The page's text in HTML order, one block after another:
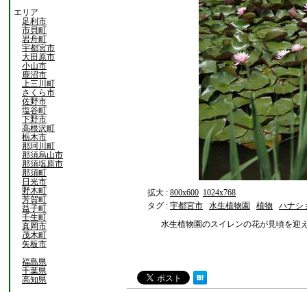
エリア
足利市
市貝町
岩舟町
宇都宮市
大田原市
小山市
鹿沼市
上三川町
さくら市
佐野市
塩谷町
下野市
高根沢町
栃木市
那珂川町
那須烏山市
那須塩原市
那須町
日光市
野木町
芳賀町
益子町
壬生町
真岡市
茂木町
矢板市
福島県
千葉県
高知県
拡大 : 800x600 1024x768
タグ : 宇都宮市 水生植物園 植物
ハナシ
水生植物園のスイレンの花が見頃を迎